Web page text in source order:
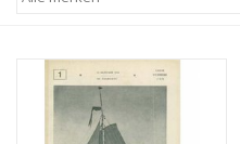
Tijdschriften